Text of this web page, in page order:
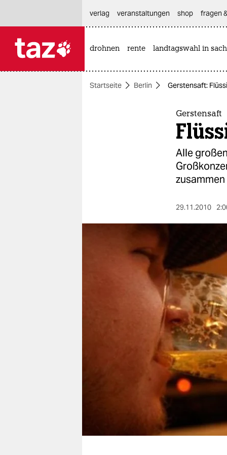
themen
genossenschaft
verlag
veranstaltungen shop fragen
drohnen rente landtagswahl in
Startseite Berlin Gerstensaft:
Gerstensaft
Alle
zusammen
29.11.2010